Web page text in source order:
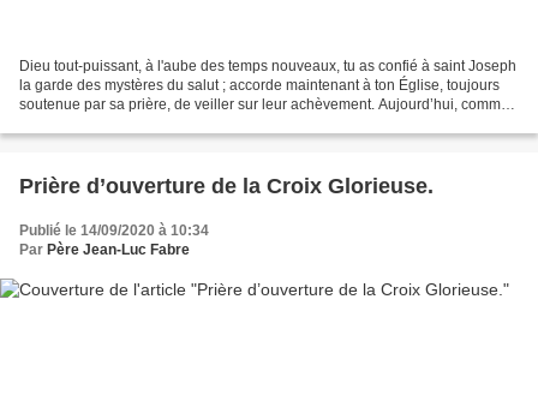
Dieu tout-puissant, à l'aube des temps nouveaux, tu as confié à saint Joseph
la garde des mystères du salut ; accorde maintenant à ton Église, toujours
soutenue par sa prière, de veiller sur leur achèvement. Aujourd’hui, comme
Prière d’ouverture de la Croix Glorieuse.
Publié le 14/09/2020 à 10:34
Par Père Jean-Luc Fabre